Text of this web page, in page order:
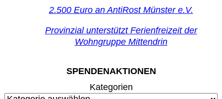
2.500 Euro an AntiRost Münster e.V.
Provinzial unterstützt Ferienfreizeit der
Wohngruppe Mittendrin
SPENDENAKTIONEN
Kategorien